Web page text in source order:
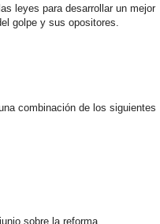
leyes para desarrollar un mejor
golpe y sus opositores.
combinación de los siguientes
sobre la reforma